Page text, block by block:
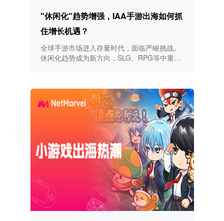
"休闲化"趋势增强，IAA手游出海如何抓
住增长机遇？
全球手游市场进入存量时代，面临严峻挑战。
休闲化趋势成为新方向，SLG、RPG等中重度
帮助手游厂商在全球市场中突围。